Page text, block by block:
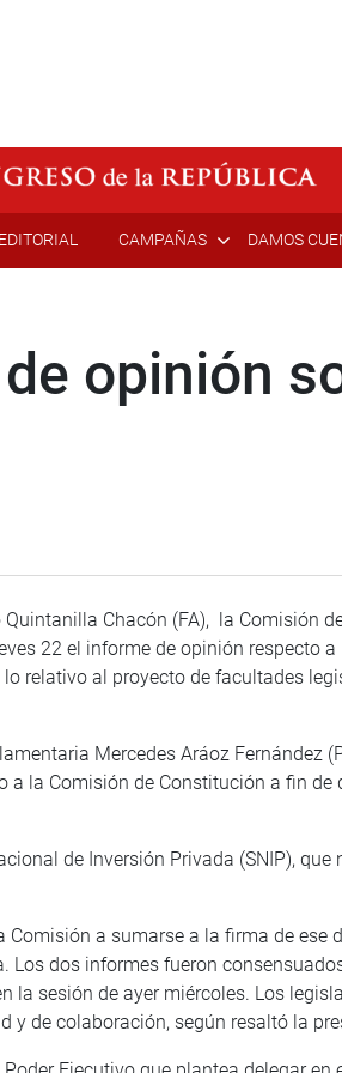
EDITORIAL CAMPAÑAS DAMOS
opinión
Chacón (FA), la Comisión
22 el informe de opinión respecto
relativo al proyecto de facultades
Mercedes Aráoz Fernández
la Comisión de Constitución a fin de
de Inversión Privada (SNIP), que
a sumarse a la firma de ese
dos informes fueron
la sesión de ayer miércoles. Los
de colaboración, según resaltó la